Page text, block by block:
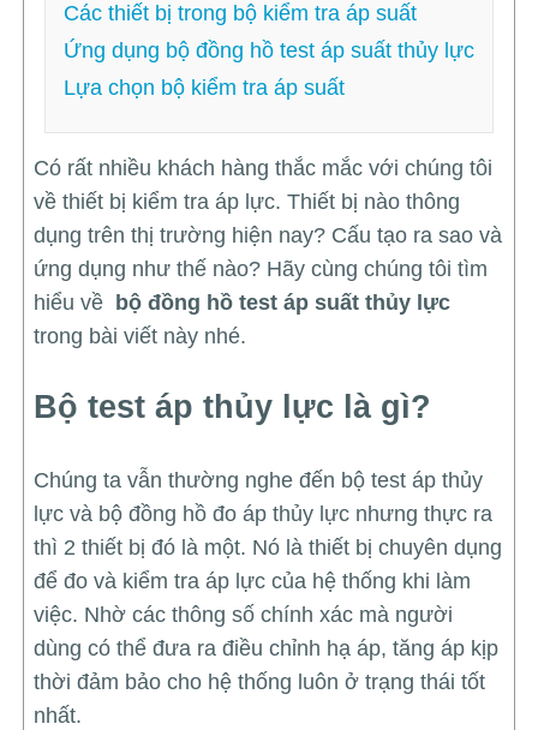
Các thiết bị trong bộ kiểm tra áp suất
Ứng dụng bộ đồng hồ test áp suất thủy lực
Lựa chọn bộ kiểm tra áp suất
Có rất nhiều khách hàng thắc mắc với chúng tôi
về thiết bị kiểm tra áp lực. Thiết bị nào thông
dụng trên thị trường hiện nay? Cấu tạo ra sao và
ứng dụng như thế nào? Hãy cùng chúng tôi tìm
hiểu về
bộ đồng hồ test áp suất thủy lực
trong bài viết này nhé.
Bộ test áp thủy lực là gì?
Chúng ta vẫn thường nghe đến bộ test áp thủy
lực và bộ đồng hồ đo áp thủy lực nhưng thực ra
thì 2 thiết bị đó là một. Nó là thiết bị chuyên dụng
để đo và kiểm tra áp lực của hệ thống khi làm
việc. Nhờ các thông số chính xác mà người
dùng có thể đưa ra điều chỉnh hạ áp, tăng áp kịp
thời đảm bảo cho hệ thống luôn ở trạng thái tốt
nhất.